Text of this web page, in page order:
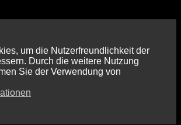
um die Nutzerfreundlichkeit der
Durch die weitere Nutzung
Sie der Verwendung von